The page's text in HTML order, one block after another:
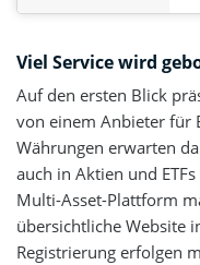
Viel Service wird
Auf den ersten Blick
von einem Anbieter für
Währungen erwarten
auch in Aktien und
Multi-Asset-Plattform
übersichtliche Website
Registrierung erfolgen